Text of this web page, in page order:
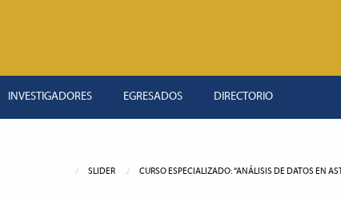
INVESTIGADORES EGRESADOS DIRECTORIO
SLIDER CURSO ESPECIALIZADO: “ANÁLISIS DE DATOS EN